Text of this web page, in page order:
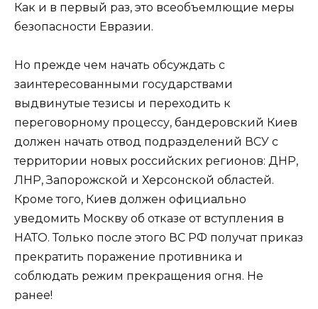
Как и в первый раз, это всеобъемлющие меры
безопасности Евразии.
Но прежде чем начать обсуждать с
заинтересованными государствами
выдвинутые тезисы и переходить к
переговорному процессу, бандеровский Киев
должен начать отвод подразделений ВСУ с
территории новых российских регионов: ДНР,
ЛНР, Запорожской и Херсонской областей.
Кроме того, Киев должен официально
уведомить Москву об отказе от вступления в
НАТО. Только после этого ВС РФ получат приказ
прекратить поражение противника и
соблюдать режим прекращения огня. Не
ранее!